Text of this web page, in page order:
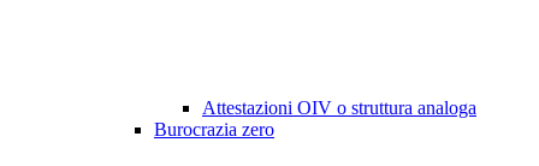
Attestazioni OIV o struttura analoga
Burocrazia zero